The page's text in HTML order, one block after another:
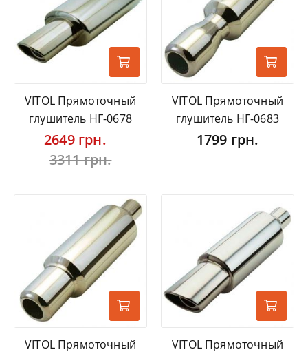
VITOL Прямоточный
глушитель НГ-0678
2649 грн.
3311 грн.
VITOL Прямоточный
глушитель НГ-0683
1799 грн.
VITOL Прямоточный
VITOL Прямоточный